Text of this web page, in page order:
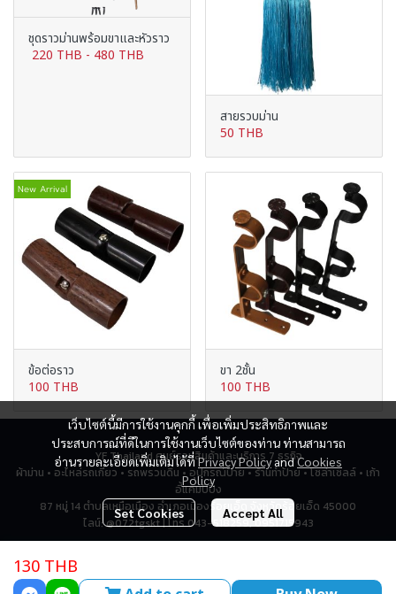
ชุดราวม่านพร้อมขาและหัวราว
220 THB - 480 THB
สายรวบม่าน
50 THB
New Arrival
ข้อต่อราว
100 THB
ขา 2ชั้น
100 THB
130 THB
เว็บไซต์นี้มีการใช้งานคุกกี้ เพื่อเพิ่มประสิทธิภาพและ
ประสบการณ์ที่ดีในการใช้งานเว็บไซต์ของท่าน ท่านสามารถ
อ่านรายละเอียดเพิ่มเติมได้ที่Privacy PolicyandCookies
Policy
Set Cookies Accept All
YF Thailand ศูนย์รวมสินค้าและบริการ 7 ธุรกิจ
ผ้าม่าน • อะไหล่รถเกี่ยว • รถพรวนดิน • อุปกรณ์ป้าย • ร้านทำป้าย • โซล่าเซลล์ • เก้า
อี้แคมป์ปิ้ง
87 หมู่ 14 ตำบลเหนือเมือง อำเภอเมืองร้อยเอ็ด จังหวัดร้อยเอ็ด 45000
ไลน์: @072tgskt | โทร 043-518259, 0951715943
Total Visitor2,794,417